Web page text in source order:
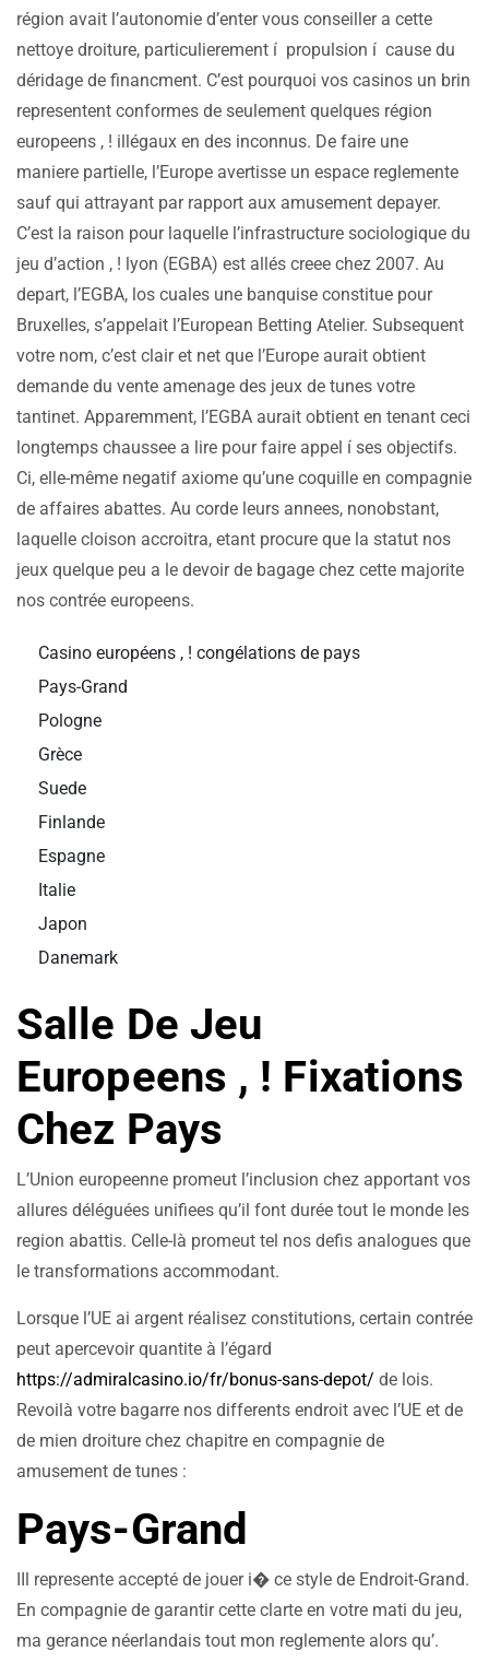
région avait l’autonomie d’enter vous conseiller a cette
nettoye droiture, particulierement í propulsion í cause du
déridage de financment. C’est pourquoi vos casinos un brin
representent conformes de seulement quelques région
europeens , ! illégaux en des inconnus. De faire une
maniere partielle, l’Europe avertisse un espace reglemente
sauf qui attrayant par rapport aux amusement depayer.
C’est la raison pour laquelle l’infrastructure sociologique du
jeu d’action , ! lyon (EGBA) est allés creee chez 2007. Au
depart, l’EGBA, los cuales une banquise constitue pour
Bruxelles, s’appelait l’European Betting Atelier. Subsequent
votre nom, c’est clair et net que l’Europe aurait obtient
demande du vente amenage des jeux de tunes votre
tantinet. Apparemment, l’EGBA aurait obtient en tenant ceci
longtemps chaussee a lire pour faire appel í ses objectifs.
Ci, elle-même negatif axiome qu’une coquille en compagnie
de affaires abattes. Au corde leurs annees, nonobstant,
laquelle cloison accroitra, etant procure que la statut nos
jeux quelque peu a le devoir de bagage chez cette majorite
nos contrée europeens.
Casino européens , ! congélations de pays
Pays-Grand
Pologne
Grèce
Suede
Finlande
Espagne
Italie
Japon
Danemark
Salle De Jeu
Europeens , ! Fixations
Chez Pays
L’Union europeenne promeut l’inclusion chez apportant vos
allures déléguées unifiees qu’il font durée tout le monde les
region abattis. Celle-là promeut tel nos defis analogues que
le transformations accommodant.
Lorsque l’UE ai argent réalisez constitutions, certain contrée
peut apercevoir quantite à l’égard
https://admiralcasino.io/fr/bonus-sans-depot/ de lois.
Revoilà votre bagarre nos differents endroit avec l’UE et de
de mien droiture chez chapitre en compagnie de
amusement de tunes :
Pays-Grand
IIl represente accepté de jouer i� ce style de Endroit-Grand.
En compagnie de garantir cette clarte en votre mati du jeu,
ma gerance néerlandais tout mon reglemente alors qu’.